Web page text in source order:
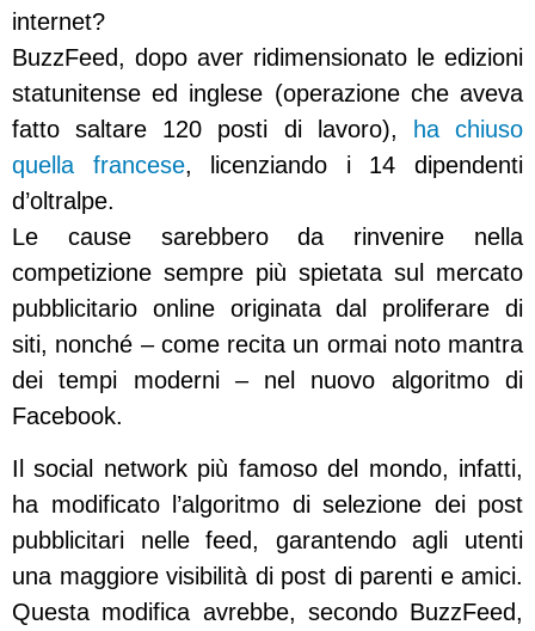
internet?
BuzzFeed, dopo aver ridimensionato le edizioni
statunitense ed inglese (operazione che aveva
fatto saltare 120 posti di lavoro), ha chiuso
quella francese, licenziando i 14 dipendenti
d’oltralpe.
Le cause sarebbero da rinvenire nella
competizione sempre più spietata sul mercato
pubblicitario online originata dal proliferare di
siti, nonché – come recita un ormai noto mantra
dei tempi moderni – nel nuovo algoritmo di
Facebook.
Il social network più famoso del mondo, infatti,
ha modificato l’algoritmo di selezione dei post
pubblicitari nelle feed, garantendo agli utenti
una maggiore visibilità di post di parenti e amici.
Questa modifica avrebbe, secondo BuzzFeed,